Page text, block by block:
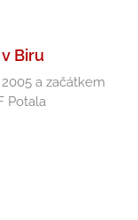
Biru
a začátkem
Potala